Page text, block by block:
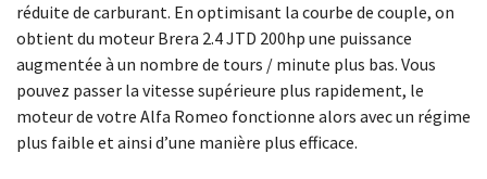
réduite de carburant. En optimisant la courbe de couple, on
obtient du moteur Brera 2.4 JTD 200hp une puissance
augmentée à un nombre de tours / minute plus bas. Vous
pouvez passer la vitesse supérieure plus rapidement, le
moteur de votre Alfa Romeo fonctionne alors avec un régime
plus faible et ainsi d’une manière plus efficace.